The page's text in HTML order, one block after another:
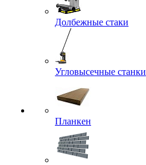
Долбежные стаки
Угловысечные станки
Планкен